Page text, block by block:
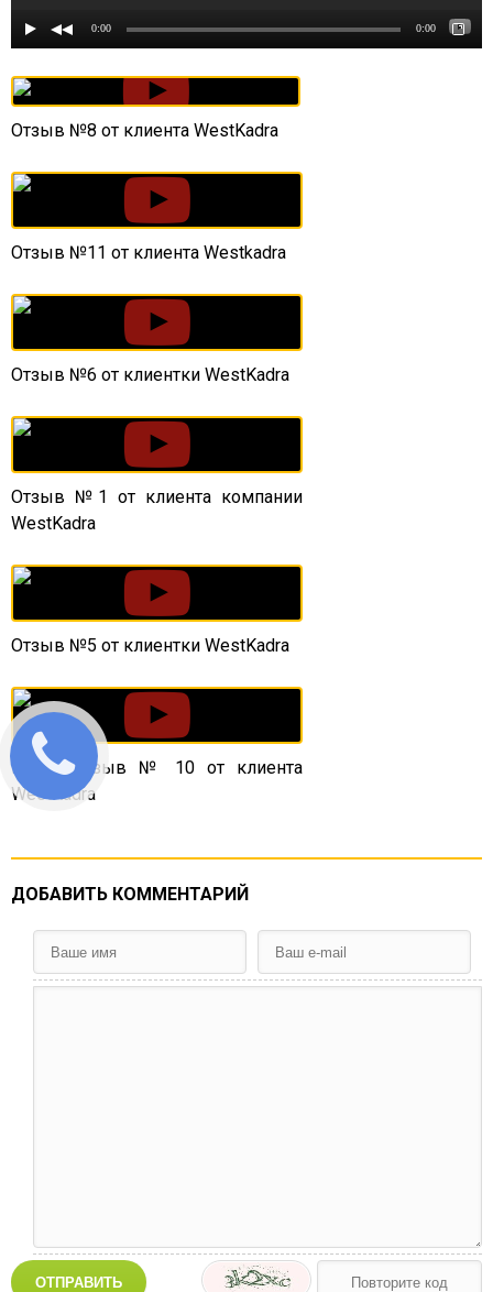
0:00 0:00
Отзыв №8 от клиента WestKadra
Отзыв №11 от клиента Westkadra
Отзыв №6 от клиентки WestKadra
Отзыв №1 от клиента компании
WestKadra
Отзыв №5 от клиентки WestKadra
Видео отзыв № 10 от клиента
WestKadra
ДОБАВИТЬ КОММЕНТАРИЙ
ОТПРАВИТЬ